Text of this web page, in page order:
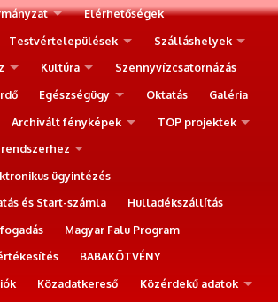
Elérhetőségek
Testvértelepülések
Szálláshelyek
Kultúra
Szennyvízcsatornázás
Egészségügy Oktatás
Galéria
Archivált fényképek
TOP projektek
rendszerhez
ügyintézés
és Start-számla
Hulladékszállítás
Magyar Falu Program
BABAKÖTVÉNY
Közadatkereső
Közérdekű adatok